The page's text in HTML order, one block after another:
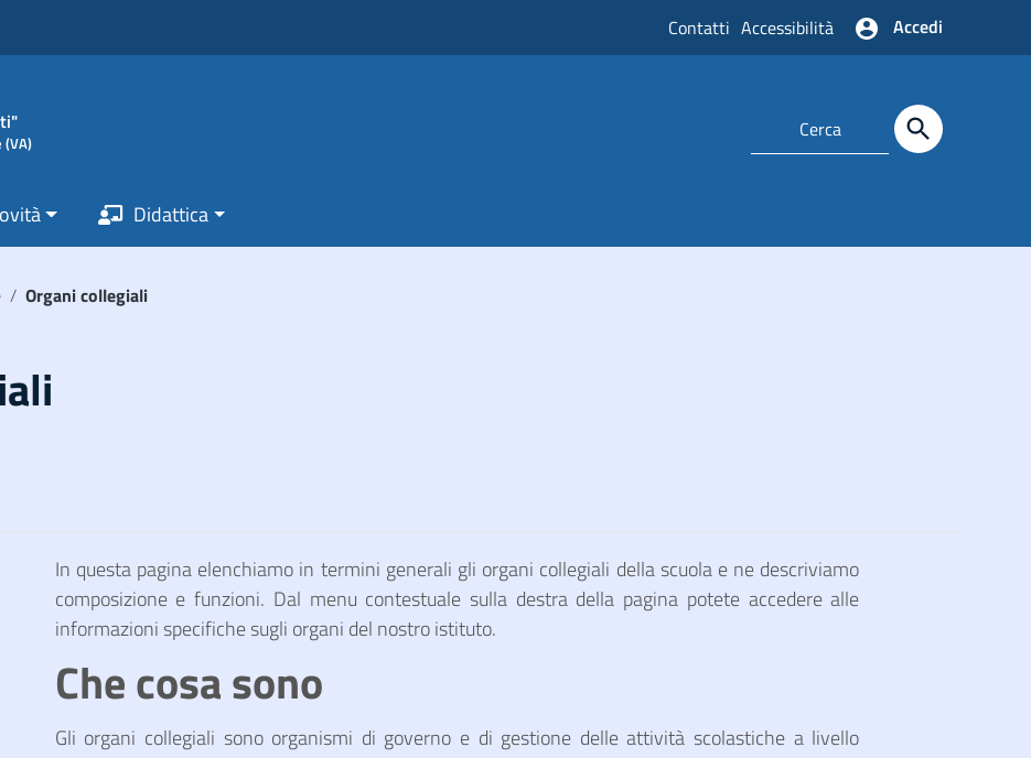
Contatti Accessibilità Accedi
(VA)
Didattica
/ Organi collegiali
In questa pagina elenchiamo in termini generali gli organi collegiali della scuola e ne descriviamo
composizione e funzioni. Dal menu contestuale sulla destra della pagina potete accedere alle
informazioni specifiche sugli organi del nostro istituto.
Che cosa sono
Gli organi collegiali sono organismi di governo e di gestione delle attività scolastiche a livello